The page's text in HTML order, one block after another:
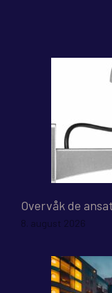
Overvåk de
8. august 2026